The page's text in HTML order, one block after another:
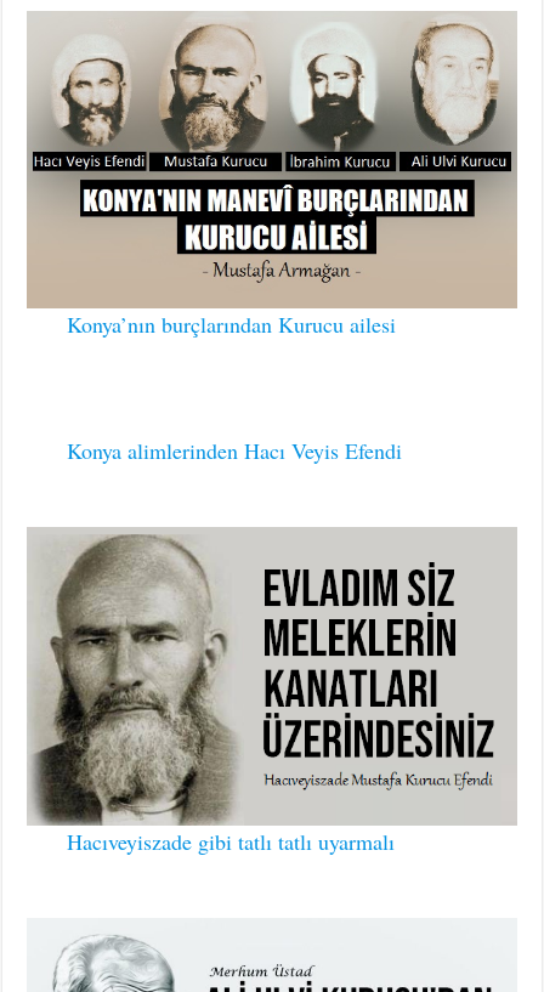
Konya’nın burçlarından Kurucu ailesi
Konya alimlerinden Hacı Veyis Efendi
Hacıveyiszade gibi tatlı tatlı uyarmalı